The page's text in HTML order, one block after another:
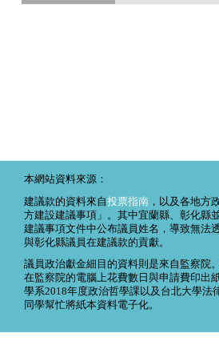
本網站資料來源：
建議款的資料來自投票指南 ，以及各地方
方建設建議事項」。其中宜蘭縣、彰化縣
建議事項文件中公布議員姓名，導致無法
與彰化縣議員在建議款的貢獻。
議員政治獻金細目的資料則是來自監察院
在監察院的電腦上花費數日與申請費印出
學系2018年度政治哲學課以及台北大學法
同學幫忙將紙本資料電子化。